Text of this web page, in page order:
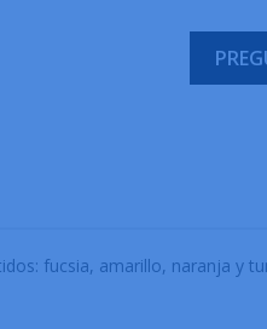
fucsia, amarillo, naranja y